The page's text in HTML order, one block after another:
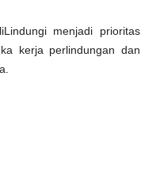
menjadi prioritas
kerja perlindungan dan